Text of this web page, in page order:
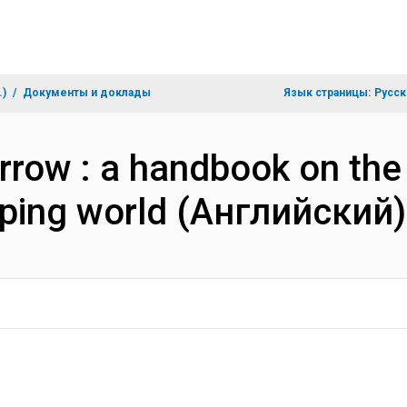
Документы и доклады Язык страницы:
: a handbook on
world (Английский)